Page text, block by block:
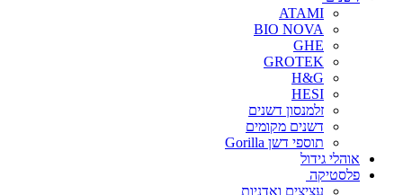
ATAMI
BIO NOVA
GHE
GROTEK
H&G
HESI
זלמנסון דשנים
דשנים מקומים
תוספי דשן Gorilla
אוהלי גידול
פלסטיקה
עציצים ואדניות